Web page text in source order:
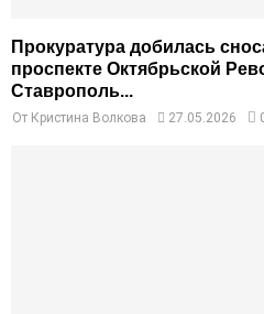
Прокуратура добилась
проспекте Октябрьской
Ставрополь...
От Кристина Волкова 27.05.2026